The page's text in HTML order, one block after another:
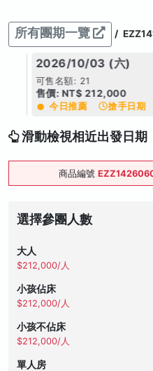
所有團期一覽 /
2026/10/03 (六)
可售名額: 21
售價: NT$ 212,000
今日推薦 搶手日期
滑動檢視相近出發日期
商品編號
選擇參團人數
大人
$212,000/人
小孩佔床
$212,000/人
小孩不佔床
$212,000/人
單人房